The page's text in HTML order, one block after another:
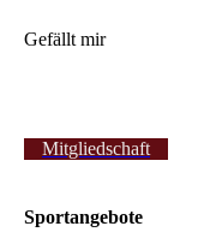
Gefällt mir
Mitgliedschaft
Sportangebote